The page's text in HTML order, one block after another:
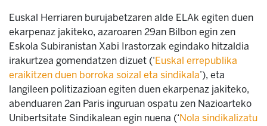
Euskal Herriaren burujabetzaren alde ELAk egiten duen
ekarpenaz jakiteko, azaroaren 29an Bilbon egin zen
Eskola Subiranistan Xabi Irastorzak egindako hitzaldia
irakurtzea gomendatzen dizuet (‘Euskal errepublika
eraikitzen duen borroka soizal eta sindikala’), eta
langileen politizazioan egiten duen ekarpenaz jakiteko,
abenduaren 2an Paris inguruan ospatu zen Nazioarteko
Unibertsitate Sindikalean egin nuena (‘Nola sindikalizatu